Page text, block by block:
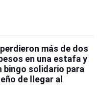
más de dos
en una estafa y
bingo solidario para
de llegar al